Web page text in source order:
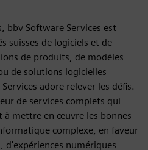
bbv Software Services est
suisses de logiciels et de
de produits, de modèles
de solutions logicielles
adore relever les défis.
de services complets qui
à mettre en œuvre les bonnes
complexe, en faveur
d'expériences numériques